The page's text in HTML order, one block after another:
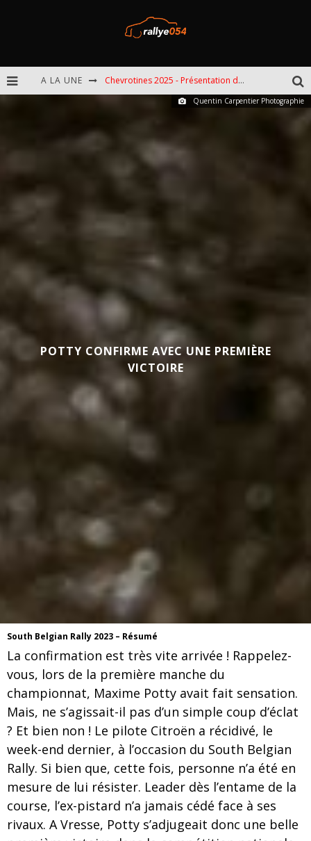
A LA UNE Chevrotines 2025 - Présentation de l'épreuve
EBR 2025 - Présentation de l'épreuve
Quentin Carpentier Photographie
POTTY CONFIRME AVEC UNE PREMIÈRE
VICTOIRE
South Belgian Rally 2023 – Résumé
La confirmation est très vite arrivée ! Rappelez-
vous, lors de la première manche du
championnat, Maxime Potty avait fait sensation.
Mais, ne s’agissait-il pas d’un simple coup d’éclat
? Et bien non ! Le pilote Citroën a récidivé, le
week-end dernier, à l’occasion du South Belgian
Rally. Si bien que, cette fois, personne n’a été en
mesure de lui résister. Leader dès l’entame de la
course, l’ex-pistard n’a jamais cédé face à ses
rivaux. A Vresse, Potty s’adjugeait donc une belle